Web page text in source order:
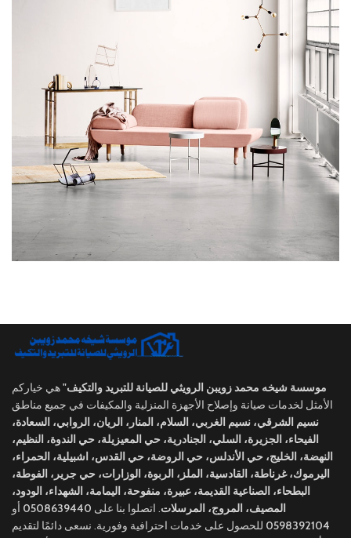
موسسة شيخه محمد زويبن الرويثي للصيانة للتبريد والتكيف"هي خياركم
الأمثل لخدمات صيانة وإصلاح الأجهزة المنزلية والمكيفات في جميع مناطق
نسيم الشرقي، نسيم الغربي، السلام، المنار، الريان، الروابي، السعادة،
الفيحاء، الجزيرة، السلي، الجنادرية، حي المعيزيلة، حي الندوة، النظيم،
النهضة، الخليج، حي الأندلس، حي الروضة، حي القدس، اشبيلية، الحمراء،
اليرموك، غرناطة، القادسية، الملز، الربوة، الوزارات، حي جرير، الفوطة،
البطحاء، الصناعية القديمة، عبيرة، منفوحة، اليمامة، الشهداء، الودود،
المصيف، المروج، المرسلات. اتصلوا بنا على 0508639440 أو
0598392104 للحصول على خدمات احترافية وفورية. نسعى دائمًا لتقديم